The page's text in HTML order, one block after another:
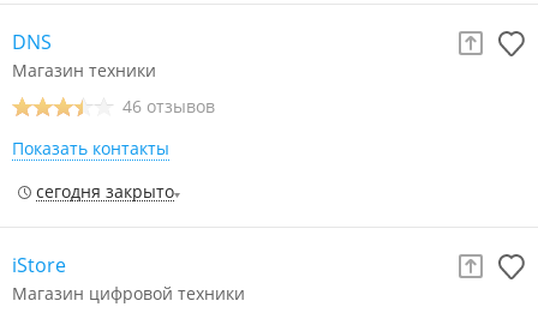
DNS
Магазин техники
46 отзывов
Показать контакты
сегодня закрыто
iStore
Магазин цифровой техники